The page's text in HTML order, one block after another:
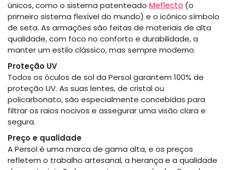
únicos, como o sistema patenteado Meflecto (o
primeiro sistema flexível do mundo) e o icónico símbolo
de seta. As armações são feitas de materiais de alta
qualidade, com foco no conforto e durabilidade, a
manter um estilo clássico, mas sempre moderno.
Proteção UV
Todos os óculos de sol da Persol garantem 100% de
proteção UV. As suas lentes, de cristal ou
policarbonato, são especialmente concebidas para
filtrar os raios nocivos e assegurar uma visão clara e
segura.
Preço e qualidade
A Persol é uma marca de gama alta, e os preços
refletem o trabalho artesanal, a herança e a qualidade